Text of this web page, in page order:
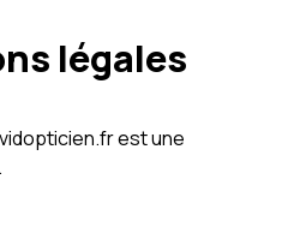
légales
est une